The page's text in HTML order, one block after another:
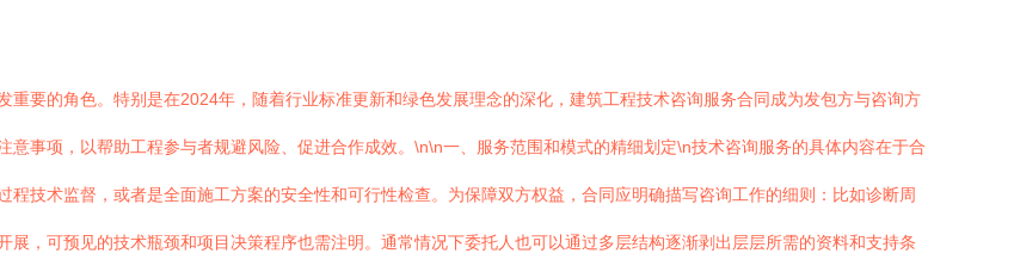
要的角色。特别是在2024年，随着行业标准更新和绿色发展理念的深化，建筑工程技术咨询服务合同成为发包方与咨询方
事项，以帮助工程参与者规避风险、促进合作成效。\n\n一、服务范围和模式的精细划定\n技术咨询服务的具体内容在于合
技术监督，或者是全面施工方案的安全性和可行性检查。为保障双方权益，合同应明确描写咨询工作的细则：比如诊断周
，可预见的技术瓶颈和项目决策程序也需注明。通常情况下委托人也可以通过多层结构逐渐剥出层层所需的资料和支持条